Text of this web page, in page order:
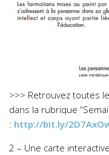
>>> Retrouvez toutes
dans la rubrique
: http://bit.ly/
2 – Une carte